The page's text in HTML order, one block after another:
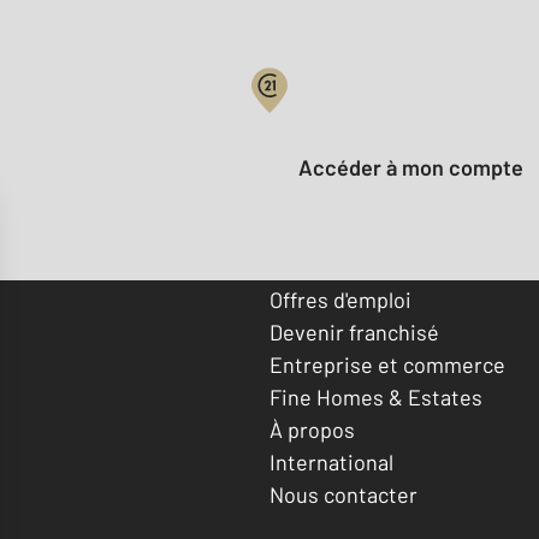
Votre compte :
Accéder à mon compte
Offres d'emploi
Devenir franchisé
Entreprise et commerce
Fine Homes & Estates
À propos
International
Nous contacter